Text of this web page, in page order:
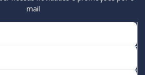
mail